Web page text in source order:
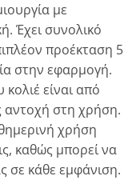
με
Έχει συνολικό
προέκταση 5
στην εφαρμογή.
είναι από
αντοχή στη χρήση.
χρήση
καθώς μπορεί να
σε κάθε εμφάνιση.